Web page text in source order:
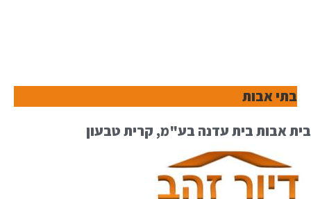
בתי אבות
בית אבות בית עדנה בע"מ, קרית טבעון